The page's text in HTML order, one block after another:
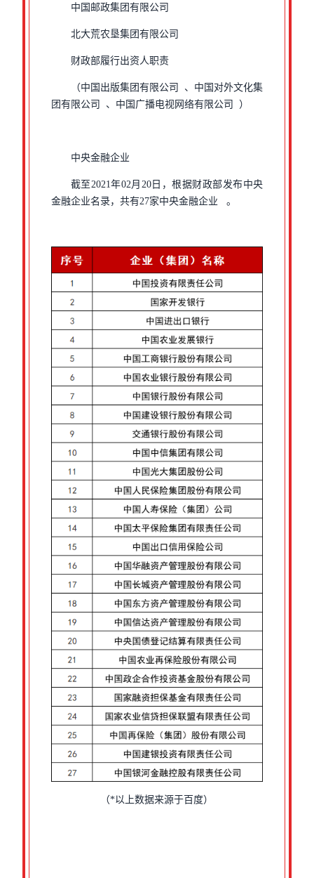
中国邮政集团有限公司
北大荒农垦集团有限公司
财政部履行出资人职责
（中国出版集团有限公司 、中国对外文化集
团有限公司 、中国广播电视网络有限公司 ）
中央金融企业
截至2021年02月20日，根据财政部发布中央
金融企业名录，共有27家中央金融企业 。
（*以上数据来源于百度）